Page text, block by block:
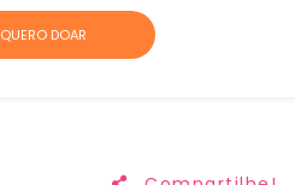
QUERO DOAR